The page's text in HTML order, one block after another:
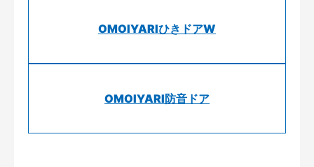
OMOIYARIひきドアW
OMOIYARI防音ドア